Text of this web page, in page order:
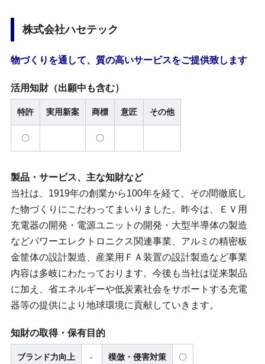
株式会社ハセテック
物づくりを通して、質の高いサービスをご提供致します
活用知財（出願中も含む）
特許 実用新案 商標 意匠 その他
〇 〇
製品・サービス、主な知財など
当社は、1919年の創業から100年を経て、その間徹底し
た物づくりにこだわってまいりました。昨今は、ＥＶ用
充電器の開発・電源ユニットの開発・大型半導体の製造
などパワーエレクトロニクス関連事業、アルミの精密板
金筐体の設計製造、産業用ＦＡ装置の設計製造など事業
内容は多岐にわたっております。今後も当社は従来製品
に加え、省エネルギーや低炭素社会をサポートする充電
器等の提供により地球環境に貢献していきます。
知財の取得・保有目的
ブランド力向上 - 模倣・侵害対策 〇